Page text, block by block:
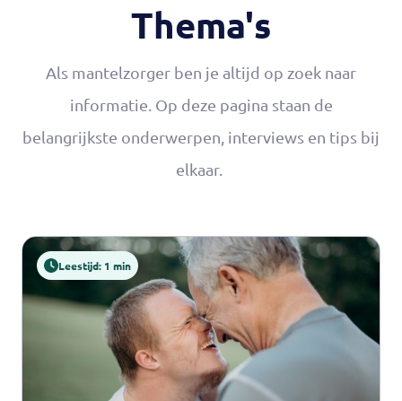
Thema's
Als mantelzorger ben je altijd op zoek naar
informatie. Op deze pagina staan de
belangrijkste onderwerpen, interviews en tips bij
elkaar.
Leestijd: 1 min